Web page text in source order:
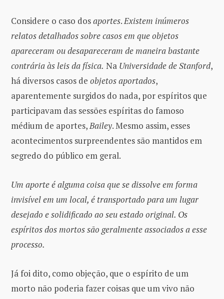
Considere o caso dosaportes.Existem inúmeros
relatos detalhados sobre casos em que objetos
apareceram ou desapareceram de maneira bastante
contrária às leis da física. Na Universidade de Stanford,
há diversos casos de objetosaportados,
aparentemente surgidos do nada, por espíritos que
participavam das sessões espíritas do famoso
médium de aportes,Bailey. Mesmo assim, esses
acontecimentos surpreendentes são mantidos em
segredo do público em geral.
Um aporte é alguma coisa que se dissolve em forma
invisível em um local, é transportado para um lugar
desejado e solidificado ao seu estado original. Os
espíritos dos mortos são geralmente associados a esse
processo.
Já foi dito, como objeção, que o espírito de um
morto não poderia fazer coisas que um vivo não